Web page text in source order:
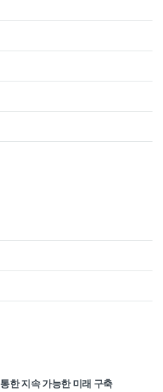
한 지속 가능한 미래 구축